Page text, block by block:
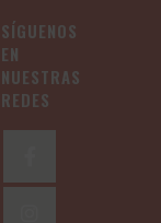
SÍGUENOS
EN
NUESTRAS
REDES